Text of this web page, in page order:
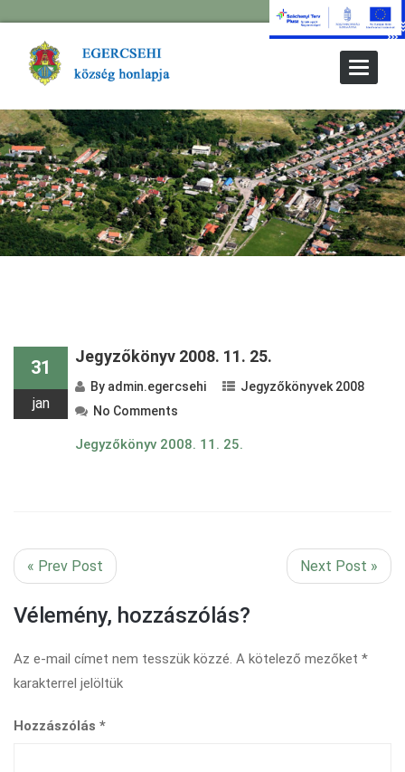
Toggle
31
jan
Jegyzőkönyv 2008. 11. 25.
By admin.egercsehi
Jegyzőkönyvek 2008
No Comments
Jegyzőkönyv 2008. 11. 25.
« Prev Post Next Post »
Vélemény, hozzászólás?
Az e-mail címet nem tesszük közzé. A kötelező mezőket *
karakterrel jelöltük
Hozzászólás *